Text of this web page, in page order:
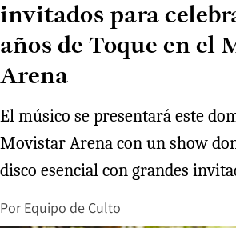
invitados para
años de Toque en el
Arena
El músico se presentará este
Movistar Arena con un show
disco esencial con grandes
Por Equipo de Culto